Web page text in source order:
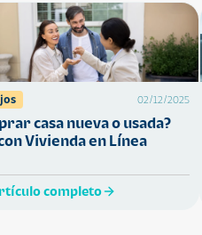
02/12/2025
casa nueva o usada?
Vivienda en Línea
completo